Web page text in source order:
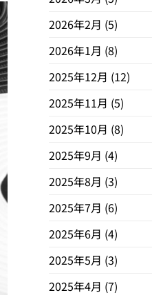
2026年2月 (5)
2026年1月 (8)
2025年12月 (12)
2025年11月 (5)
2025年10月 (8)
2025年9月 (4)
2025年8月 (3)
2025年7月 (6)
2025年6月 (4)
2025年5月 (3)
2025年4月 (7)